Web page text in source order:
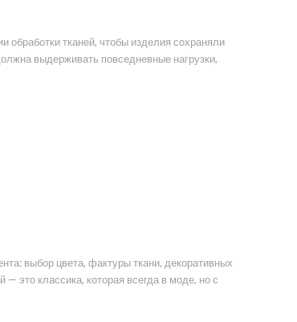
тканей, чтобы изделия сохраняли
выдерживать повседневные нагрузки,
выбор цвета, фактуры ткани, декоративных
это классика, которая всегда в моде, но с